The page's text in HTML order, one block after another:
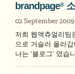
brandpage®
02 September 2009
저희 웹액츄얼리팀
으로 거슬러 올라
나는 ‘블로그’ 였